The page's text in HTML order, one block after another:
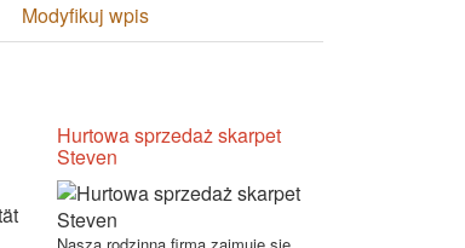
Modyfikuj wpis
Hurtowa sprzedaż skarpet
Steven